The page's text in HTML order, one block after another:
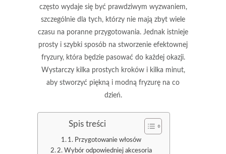
często wydaje się być prawdziwym wyzwaniem,
szczególnie dla tych, którzy nie mają zbyt wiele
czasu na poranne przygotowania. Jednak istnieje
prosty i szybki sposób na stworzenie efektownej
fryzury, która będzie pasować do każdej okazji.
Wystarczy kilka prostych kroków i kilka minut,
aby stworzyć piękną i modną fryzurę na co
dzień.
Spis treści
1. Przygotowanie włosów
2. Wybór odpowiedniej akcesoria